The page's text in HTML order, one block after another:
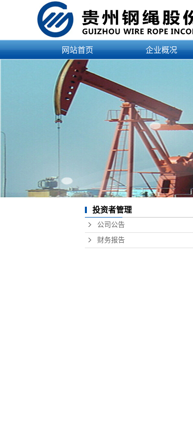
网站首页 企业概况
领导介绍
治理结构
文化理念
发展历程
企业荣誉
投资者管理
公司公告
财务报告